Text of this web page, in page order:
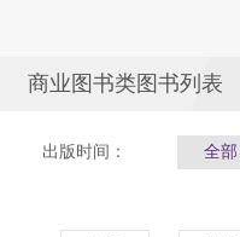
商业图书类图书列表
出版时间： 全部